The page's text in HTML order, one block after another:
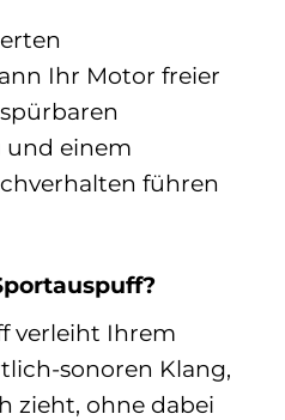
Ihr Motor freier
und einem
führen
verleiht Ihrem
sonoren Klang,
zieht, ohne dabei